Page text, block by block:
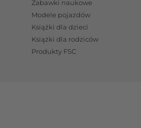
Zabawki naukowe
Modele pojazdów
Książki dla dzieci
Książki dla rodziców
Produkty FSC